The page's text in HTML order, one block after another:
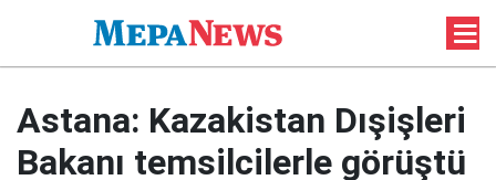
Astana: Kazakistan Dışişleri
Bakanı temsilcilerle görüştü